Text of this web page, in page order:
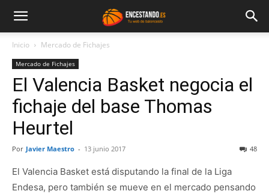
Inicio Mercado de Fichajes
Mercado de Fichajes
El Valencia Basket negocia el
fichaje del base Thomas
Heurtel
Por Javier Maestro - 13 junio 2017 48
El Valencia Basket está disputando la final de la Liga
Endesa, pero también se mueve en el mercado pensando